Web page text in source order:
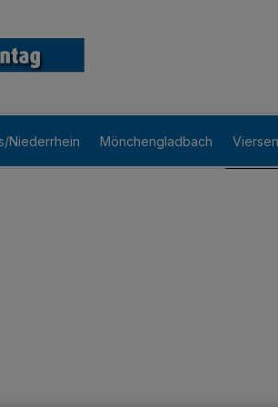
Niederrhein Mönchengladbach Viersen